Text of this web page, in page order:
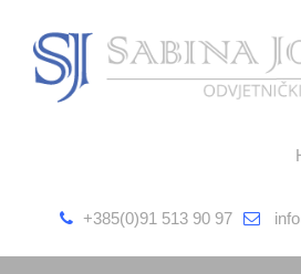
+385(0)91 513 90 97